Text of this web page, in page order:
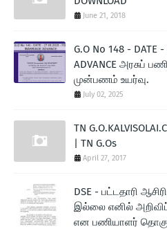
June 21, 2018
G.O No 148 - DATE
ADVANCE அரசுப்
முன்பணம் உயர்வு.
July 02, 2025
TN
| TN G.Os
April 27, 2017
DSE - பட்டதாரி
இல்லை எனில்
என பணியாளர்